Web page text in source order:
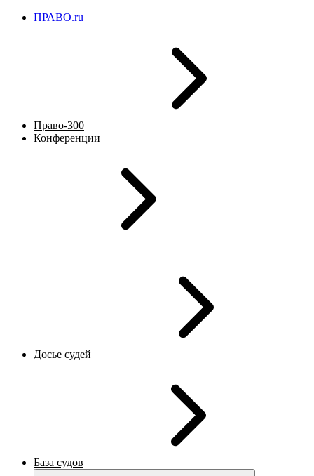
ПРАВО.ru
Право-300
Конференции
Досье судей
База судов